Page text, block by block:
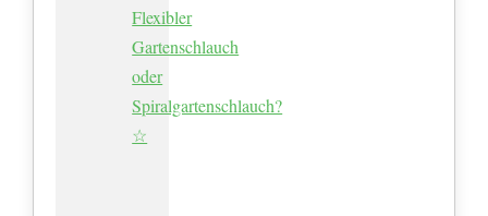
Flexibler
Gartenschlauch
oder
Spiralgartenschlauch?
☆